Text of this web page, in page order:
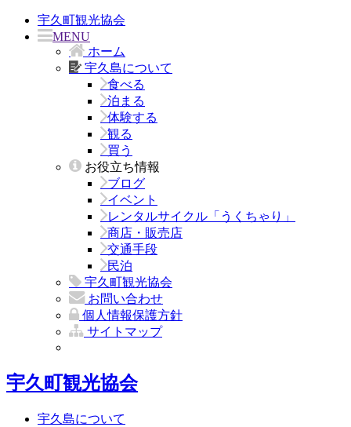
宇久町観光協会
MENU
ホーム
宇久島について
食べる
泊まる
体験する
観る
買う
お役立ち情報
ブログ
イベント
レンタルサイクル「うくちゃり」
商店・販売店
交通手段
民泊
宇久町観光協会
お問い合わせ
個人情報保護方針
サイトマップ
宇久町観光協会
宇久島について